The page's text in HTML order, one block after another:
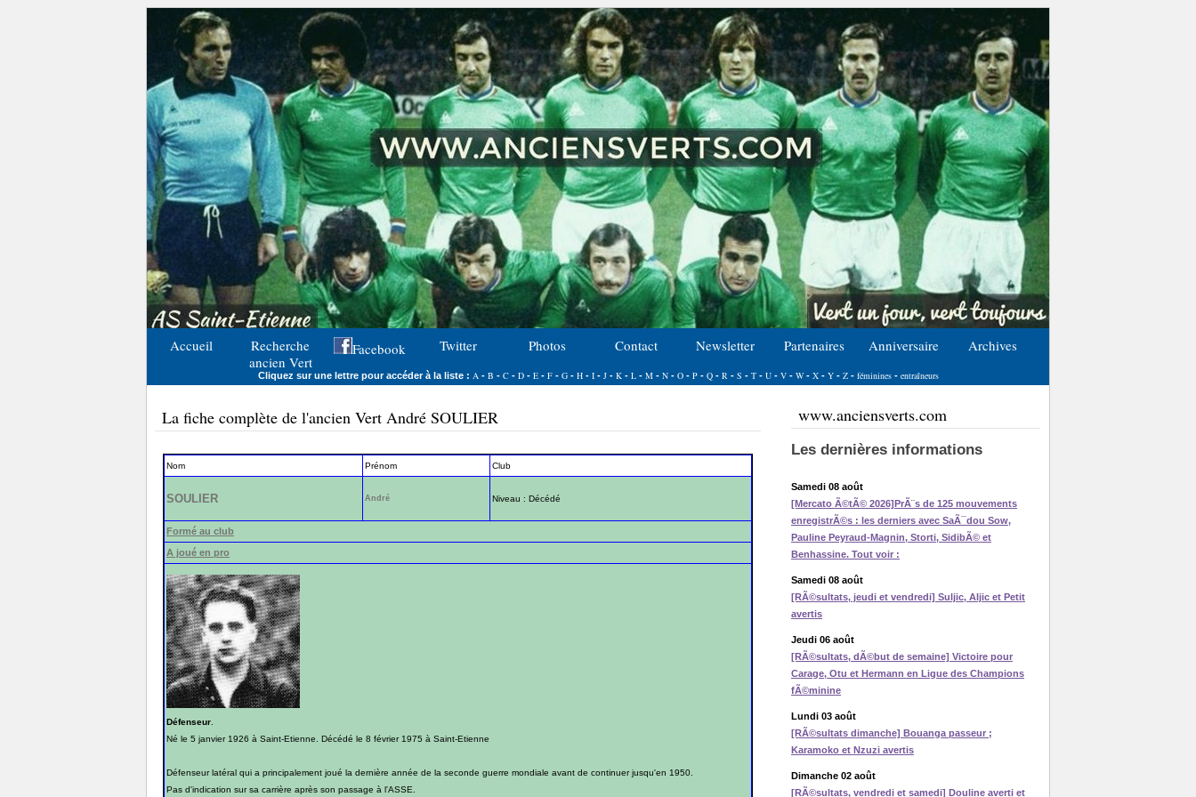
Accueil
Recherche
ancien Vert
Facebook Twitter Photos Contact Newsletter Partenaires Anniversaire Archives
Cliquez sur une lettre pour accéder à la liste : A - B - C- D- E- F- G- H- I- J- K- L- M- N- O- P- Q- R - S - T- U- V- W- X- Y- Z- féminines- entraîneurs
www.anciensverts.com
Les dernières informations
Samedi 08 août
[Mercato Ã©tÃ© 2026]PrÃ¨s de 125 mouvements
enregistrÃ©s : les derniers avec SaÃ¯dou Sow,
Pauline Peyraud-Magnin, Storti, SidibÃ© et
Benhassine. Tout voir :
Samedi 08 août
[RÃ©sultats, jeudi et vendredi] Suljic, Aljic et Petit
avertis
Jeudi 06 août
[RÃ©sultats, dÃ©but de semaine] Victoire pour
Carage, Otu et Hermann en Ligue des Champions
fÃ©minine
Lundi 03 août
[RÃ©sultats dimanche] Bouanga passeur ;
Karamoko et Nzuzi avertis
Dimanche 02 août
[RÃ©sultats, vendredi et samedi] Douline averti et
La fiche complète de l'ancien Vert André SOULIER
Nom Prénom Club
SOULIER André Niveau : Décédé
Formé au club
A joué en pro
Défenseur
Né le 5 janvier 1926 à Saint-Etienne. Décédé le 8 février 1975 à Saint-Etienne
Défenseur latéral qui a principalement joué la dernière année de la seconde guerre mondiale avant de continuer jusqu'en 1950.
Pas d'indication sur sa carrière après son passage à l'ASSE.